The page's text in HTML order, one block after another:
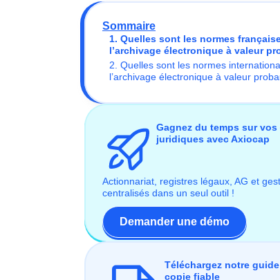
Sommaire
1. Quelles sont les normes
l’archivage électronique à valeur
2. Quelles sont les normes
l’archivage électronique à valeur
Gagnez du temps sur
juridiques avec Axiocap
Actionnariat, registres légaux, AG et
centralisés dans un seul outil !
Demander une démo
Téléchargez notre
copie fiable